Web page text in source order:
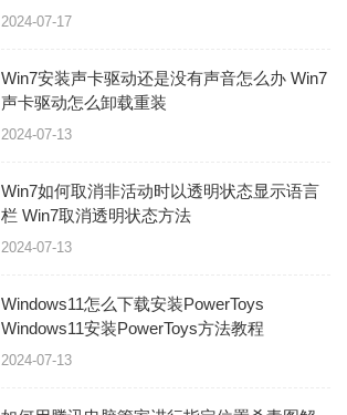
2024-07-17
Win7安装声卡驱动还是没有声音怎么办 Win7
声卡驱动怎么卸载重装
2024-07-13
Win7如何取消非活动时以透明状态显示语言
栏 Win7取消透明状态方法
2024-07-13
Windows11怎么下载安装PowerToys
Windows11安装PowerToys方法教程
2024-07-13